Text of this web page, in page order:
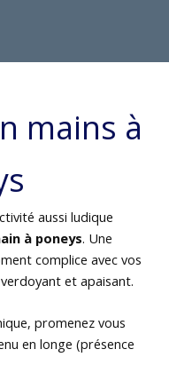
mains à
aussi ludique
à poneys. Une
complice avec vos
et apaisant.
promenez vous
en longe (présence